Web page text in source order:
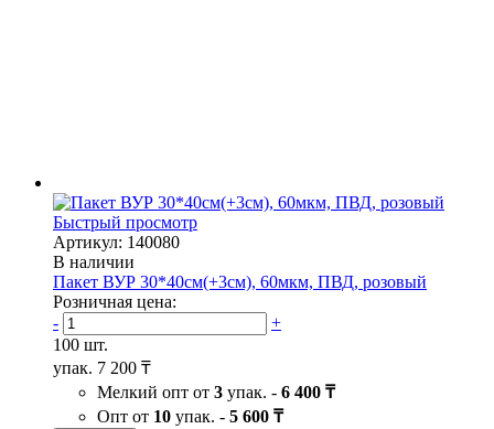
Быстрый просмотр
Артикул: 140080
В наличии
Пакет ВУР 30*40см(+3см), 60мкм, ПВД, розовый
Розничная цена:
-
+
100 шт.
упак. 7 200 ₸
Мелкий опт от 3 упак. - 6 400 ₸
Опт от 10 упак. - 5 600 ₸